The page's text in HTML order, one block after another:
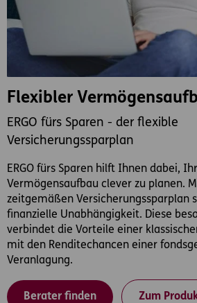
Flexibler
ERGO fürs Sparen - der flexible
Versicherungssparplan
ERGO fürs Sparen hilft Ihnen dabei,
Vermögensaufbau clever zu planen.
zeitgemäßen Versicherungssparplan
finanzielle Unabhängigkeit. Diese
verbindet die Vorteile einer
mit den Renditechancen einer
Veranlagung.
Berater finden Zum